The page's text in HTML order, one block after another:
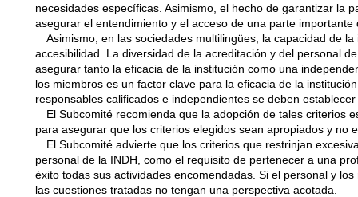
necesidades específicas. Asimismo, el hecho de garantizar la
asegurar el entendimiento y el acceso de una parte importante
Asimismo, en las sociedades multilingües, la capacidad de
accesibilidad. La diversidad de la acreditación y del personal
asegurar tanto la eficacia de la institución como una
los miembros es un factor clave para la eficacia de la
responsables calificados e independientes se deben
El Subcomité recomienda que la adopción de tales criterios
para asegurar que los criterios elegidos sean apropiados y no
El Subcomité advierte que los criterios que restrinjan
personal de la INDH, como el requisito de pertenecer a una
éxito todas sus actividades encomendadas. Si el personal y
las cuestiones tratadas no tengan una perspectiva acotada.